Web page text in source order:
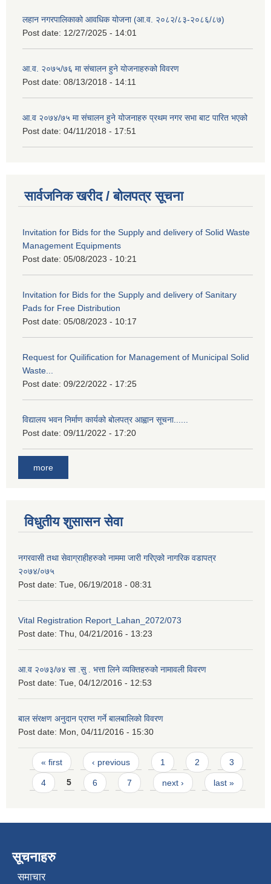
लहान नगरपालिकाको आवधिक योजना (आ.व. २०८२/८३-२०८६/८७)
Post date: 12/27/2025 - 14:01
आ.व. २०७५/७६ मा संचालन हुने योजनाहरुको विवरण
Post date: 08/13/2018 - 14:11
आ.व २०७४/७५ मा संचालन हुने योजनाहरु प्रथम नगर सभा बाट पारित भएको
Post date: 04/11/2018 - 17:51
सार्वजनिक खरीद / बोलपत्र सूचना
Invitation for Bids for the Supply and delivery of Solid Waste
Management Equipments
Post date: 05/08/2023 - 10:21
Invitation for Bids for the Supply and delivery of Sanitary
Pads for Free Distribution
Post date: 05/08/2023 - 10:17
Request for Quilification for Management of Municipal Solid
Waste...
Post date: 09/22/2022 - 17:25
विद्यालय भवन निर्माण कार्यको बोलपत्र आह्वान सूचना......
Post date: 09/11/2022 - 17:20
more
विधुतीय शुसासन सेवा
नगरवासी तथा सेवाग्राहीहरुको नाममा जारी गरिएको नागरिक वडापत्र
२०७४/०७५
Post date: Tue, 06/19/2018 - 08:31
Vital Registration Report_Lahan_2072/073
Post date: Thu, 04/21/2016 - 13:23
आ.व २०७३/७४ सा .सु . भत्ता लिने व्यक्तिहरुको नामावली विवरण
Post date: Tue, 04/12/2016 - 12:53
बाल संरक्षण अनुदान प्राप्त गर्ने बालबालिको विवरण
Post date: Mon, 04/11/2016 - 15:30
Pages
« first ‹ previous 1 2 3
4 5 6 7 next › last »
सूचनाहरु
समाचार